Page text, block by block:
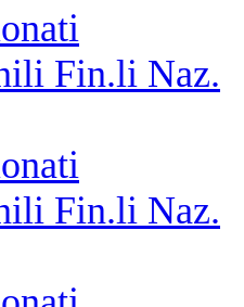
Fin.li Naz.
Fin.li Naz.